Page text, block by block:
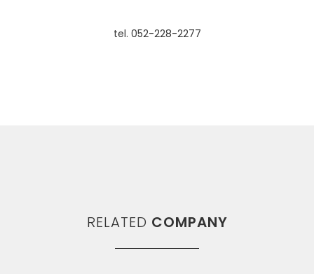
tel. 052-228-2277
RELATED COMPANY